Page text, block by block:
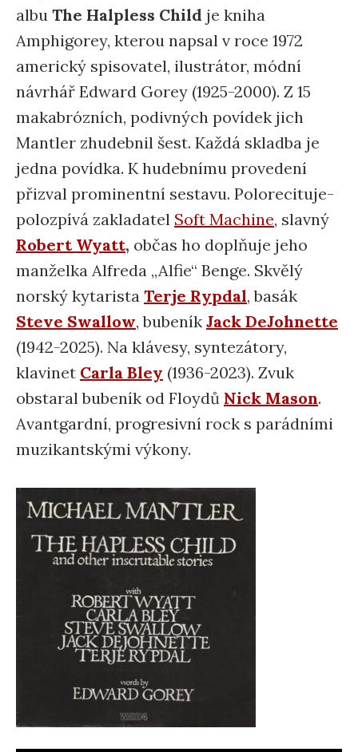
albu The Halpless Child je kniha
Amphigorey, kterou napsal v roce 1972
americký spisovatel, ilustrátor, módní
návrhář Edward Gorey (1925-2000). Z 15
makabrózních, podivných povídek jich
Mantler zhudebnil šest. Každá skladba je
jedna povídka. K hudebnímu provedení
přizval prominentní sestavu. Polorecituje-
polozpívá zakladatel Soft Machine, slavný
Robert Wyatt, občas ho doplňuje jeho
manželka Alfreda „Alfie“ Benge. Skvělý
norský kytarista Terje Rypdal, basák
Steve Swallow, bubeník Jack DeJohnette
(1942-2025). Na klávesy, syntezátory,
klavinet Carla Bley (1936-2023). Zvuk
obstaral bubeník od Floydů Nick Mason.
Avantgardní, progresivní rock s parádními
muzikantskými výkony.